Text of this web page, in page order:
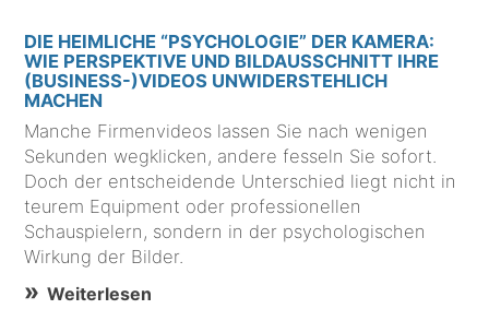
DIE HEIMLICHE “PSYCHOLOGIE” DER KAMERA:
WIE PERSPEKTIVE UND BILDAUSSCHNITT IHRE
(BUSINESS-)VIDEOS UNWIDERSTEHLICH
MACHEN
Manche Firmenvideos lassen Sie nach wenigen
Sekunden wegklicken, andere fesseln Sie sofort.
Doch der entscheidende Unterschied liegt nicht in
teurem Equipment oder professionellen
Schauspielern, sondern in der psychologischen
Wirkung der Bilder.
Weiterlesen